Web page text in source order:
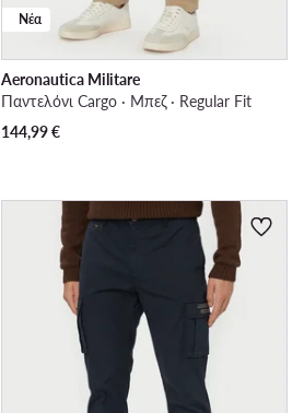
Νέα
Aeronautica Militare
Παντελόνι Cargo · Μπεζ · Regular Fit
144,99€